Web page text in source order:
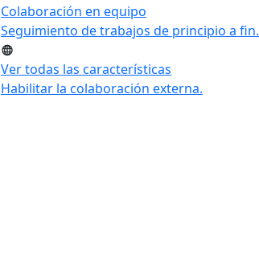
Colaboración en equipo
Seguimiento de trabajos de principio a fin.
Ver todas las características
Habilitar la colaboración externa.